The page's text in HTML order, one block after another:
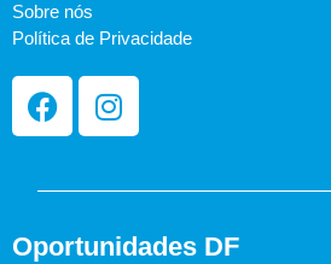
Sobre nós
Política de Privacidade
Oportunidades DF